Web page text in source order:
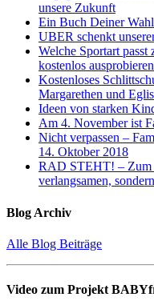
unsere Zukunft
Ein Buch Deiner
UBER schenkt
Welche Sportart
kostenlos
Kostenloses
Margarethen und
Ideen von starken
Am 4. November ist
Nicht verpassen –
14. Oktober 2018
RAD STEHT! – Zum
verlangsamen,
Blog Archiv
Alle Blog Beiträge
Video zum Projekt